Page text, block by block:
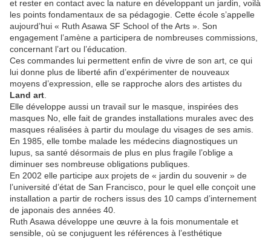
et rester en contact avec la nature en développant un jardin, voilà
les points fondamentaux de sa pédagogie. Cette école s’appelle
aujourd’hui « Ruth Asawa SF School of the Arts ». Son
engagement l’amène a participera de nombreuses commissions,
concernant l’art ou l’éducation.
Ces commandes lui permettent enfin de vivre de son art, ce qui
lui donne plus de liberté afin d’expérimenter de nouveaux
moyens d’expression, elle se rapproche alors des artistes du
Land art
Elle développe aussi un travail sur le masque, inspirées des
masques No, elle fait de grandes installations murales avec des
masques réalisées à partir du moulage du visages de ses amis.
En 1985, elle tombe malade les médecins diagnostiques un
lupus, sa santé désormais de plus en plus fragile l’oblige a
diminuer ses nombreuse obligations publiques.
En 2002 elle participe aux projets de « jardin du souvenir » de
l’université d’état de San Francisco, pour le quel elle conçoit une
installation a partir de rochers issus des 10 camps d’internement
de japonais des années 40.
Ruth Asawa développe une œuvre à la fois monumentale et
sensible, où se conjuguent les références à l’esthétique